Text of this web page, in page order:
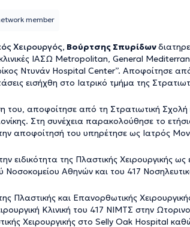
Χειρουργός, Βούρτσης Σπυρίδων
ΙΑΣΩ Metropolitan, General
Ντυνάν Hospital Center”. Αποφοίτησε
εισήχθη στο Ιατρικό τμήμα της
του, αποφοίτησε από τη Στρατιωτική Σχολή
Στη συνέχεια παρακολούθησε το
αποφοίτησή του υπηρέτησε ως Ιατρός
ειδικότητα της Πλαστικής Χειρουργικής ως
Νοσοκομείου Αθηνών και του 417
της Πλαστικής και Επανορθωτικής
Κλινική του 417 ΝΙΜΤΣ στην
καθώς και στο Κέντρο Σαρκώματος στο
member